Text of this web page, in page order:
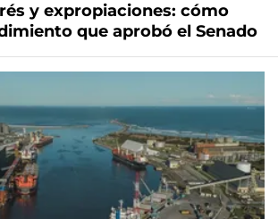
y expropiaciones: cómo
que aprobó el Senado